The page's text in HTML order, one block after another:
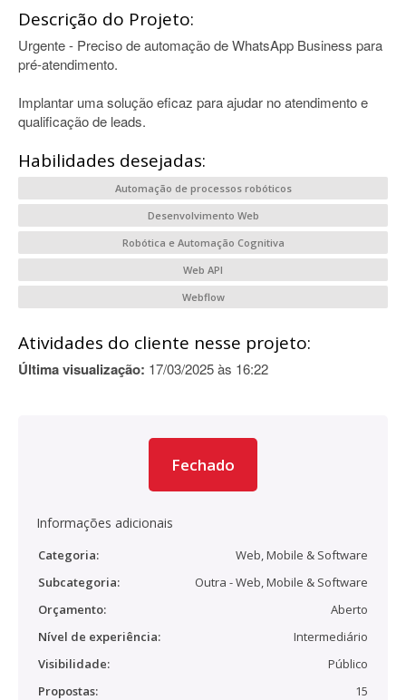
Descrição do Projeto:
Urgente - Preciso de automação de WhatsApp Business para
pré-atendimento.
Implantar uma solução eficaz para ajudar no atendimento e
qualificação de leads.
Habilidades desejadas:
Automação de processos robóticos
Desenvolvimento Web
Robótica e Automação Cognitiva
Web API
Webflow
Atividades do cliente nesse projeto:
Última visualização: 17/03/2025 às 16:22
Fechado
Informações adicionais
Categoria:
Web, Mobile & Software
Subcategoria:
Outra - Web, Mobile & Software
Orçamento:
Aberto
Nível de experiência:
Intermediário
Visibilidade:
Público
Propostas:
15